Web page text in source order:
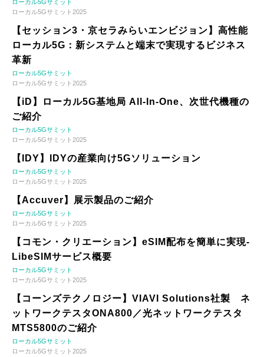
ローカル5Gサミット
ローカル5Gサミット2025
【セッション3・京セラみらいエンビジョン】高性能
ローカル5G：新システムと端末で実現するビジネス
革新
ローカル5Gサミット
ローカル5Gサミット2025
【iD】ローカル5G基地局 All-In-One、次世代機種の
ご紹介
ローカル5Gサミット
ローカル5Gサミット2025
【IDY】IDYの産業向け5Gソリューション
ローカル5Gサミット
ローカル5Gサミット2025
【Accuver】展示製品のご紹介
ローカル5Gサミット
ローカル5Gサミット2025
【コモン・クリエーション】eSIM配布を簡単に実現-
LibeSIMサービス概要
ローカル5Gサミット
ローカル5Gサミット2025
【コーンズテクノロジー】VIAVI Solutions社製 ネ
ットワークテスタONA800／光ネットワークテスタ
MTS5800のご紹介
ローカル5Gサミット
ローカル5Gサミット2025